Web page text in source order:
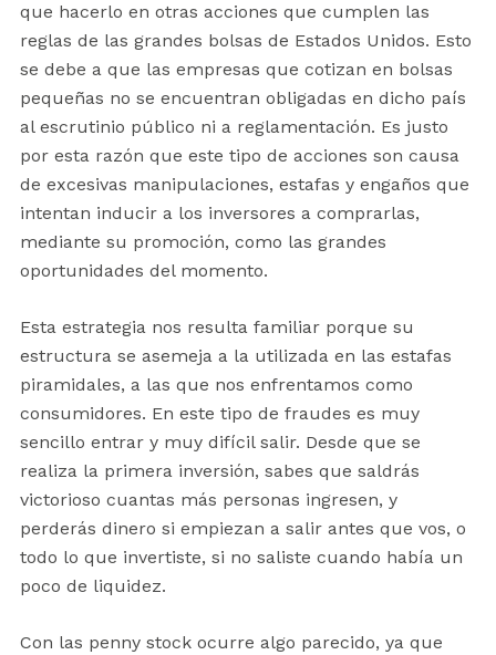
que hacerlo en otras acciones que cumplen las
reglas de las grandes bolsas de Estados Unidos. Esto
se debe a que las empresas que cotizan en bolsas
pequeñas no se encuentran obligadas en dicho país
al escrutinio público ni a reglamentación. Es justo
por esta razón que este tipo de acciones son causa
de excesivas manipulaciones, estafas y engaños que
intentan inducir a los inversores a comprarlas,
mediante su promoción, como las grandes
oportunidades del momento.
Esta estrategia nos resulta familiar porque su
estructura se asemeja a la utilizada en las estafas
piramidales, a las que nos enfrentamos como
consumidores. En este tipo de fraudes es muy
sencillo entrar y muy difícil salir. Desde que se
realiza la primera inversión, sabes que saldrás
victorioso cuantas más personas ingresen, y
perderás dinero si empiezan a salir antes que vos, o
todo lo que invertiste, si no saliste cuando había un
poco de liquidez.
Con las penny stock ocurre algo parecido, ya que